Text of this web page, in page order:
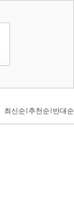
최신순 추천순 반대순